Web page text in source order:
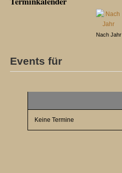
Nach Jahr
Events für
Keine Termine